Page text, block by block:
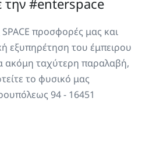
SPACE προσφορές μας και
εξυπηρέτηση του έμπειρου
ακόμη ταχύτερη παραλαβή,
το φυσικό μας
94 - 16451